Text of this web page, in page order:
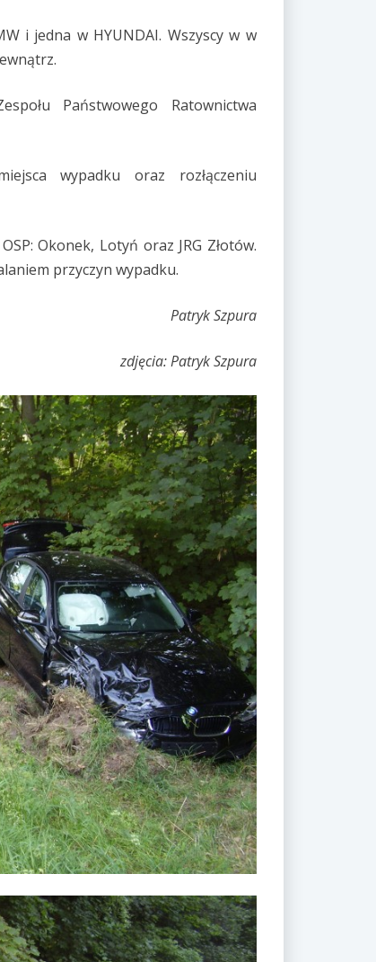
i jedna w HYUNDAI. Wszyscy w w
Państwowego Ratownictwa
wypadku oraz rozłączeniu
Okonek, Lotyń oraz JRG Złotów.
przyczyn wypadku.
Patryk Szpura
zdjęcia: Patryk Szpura